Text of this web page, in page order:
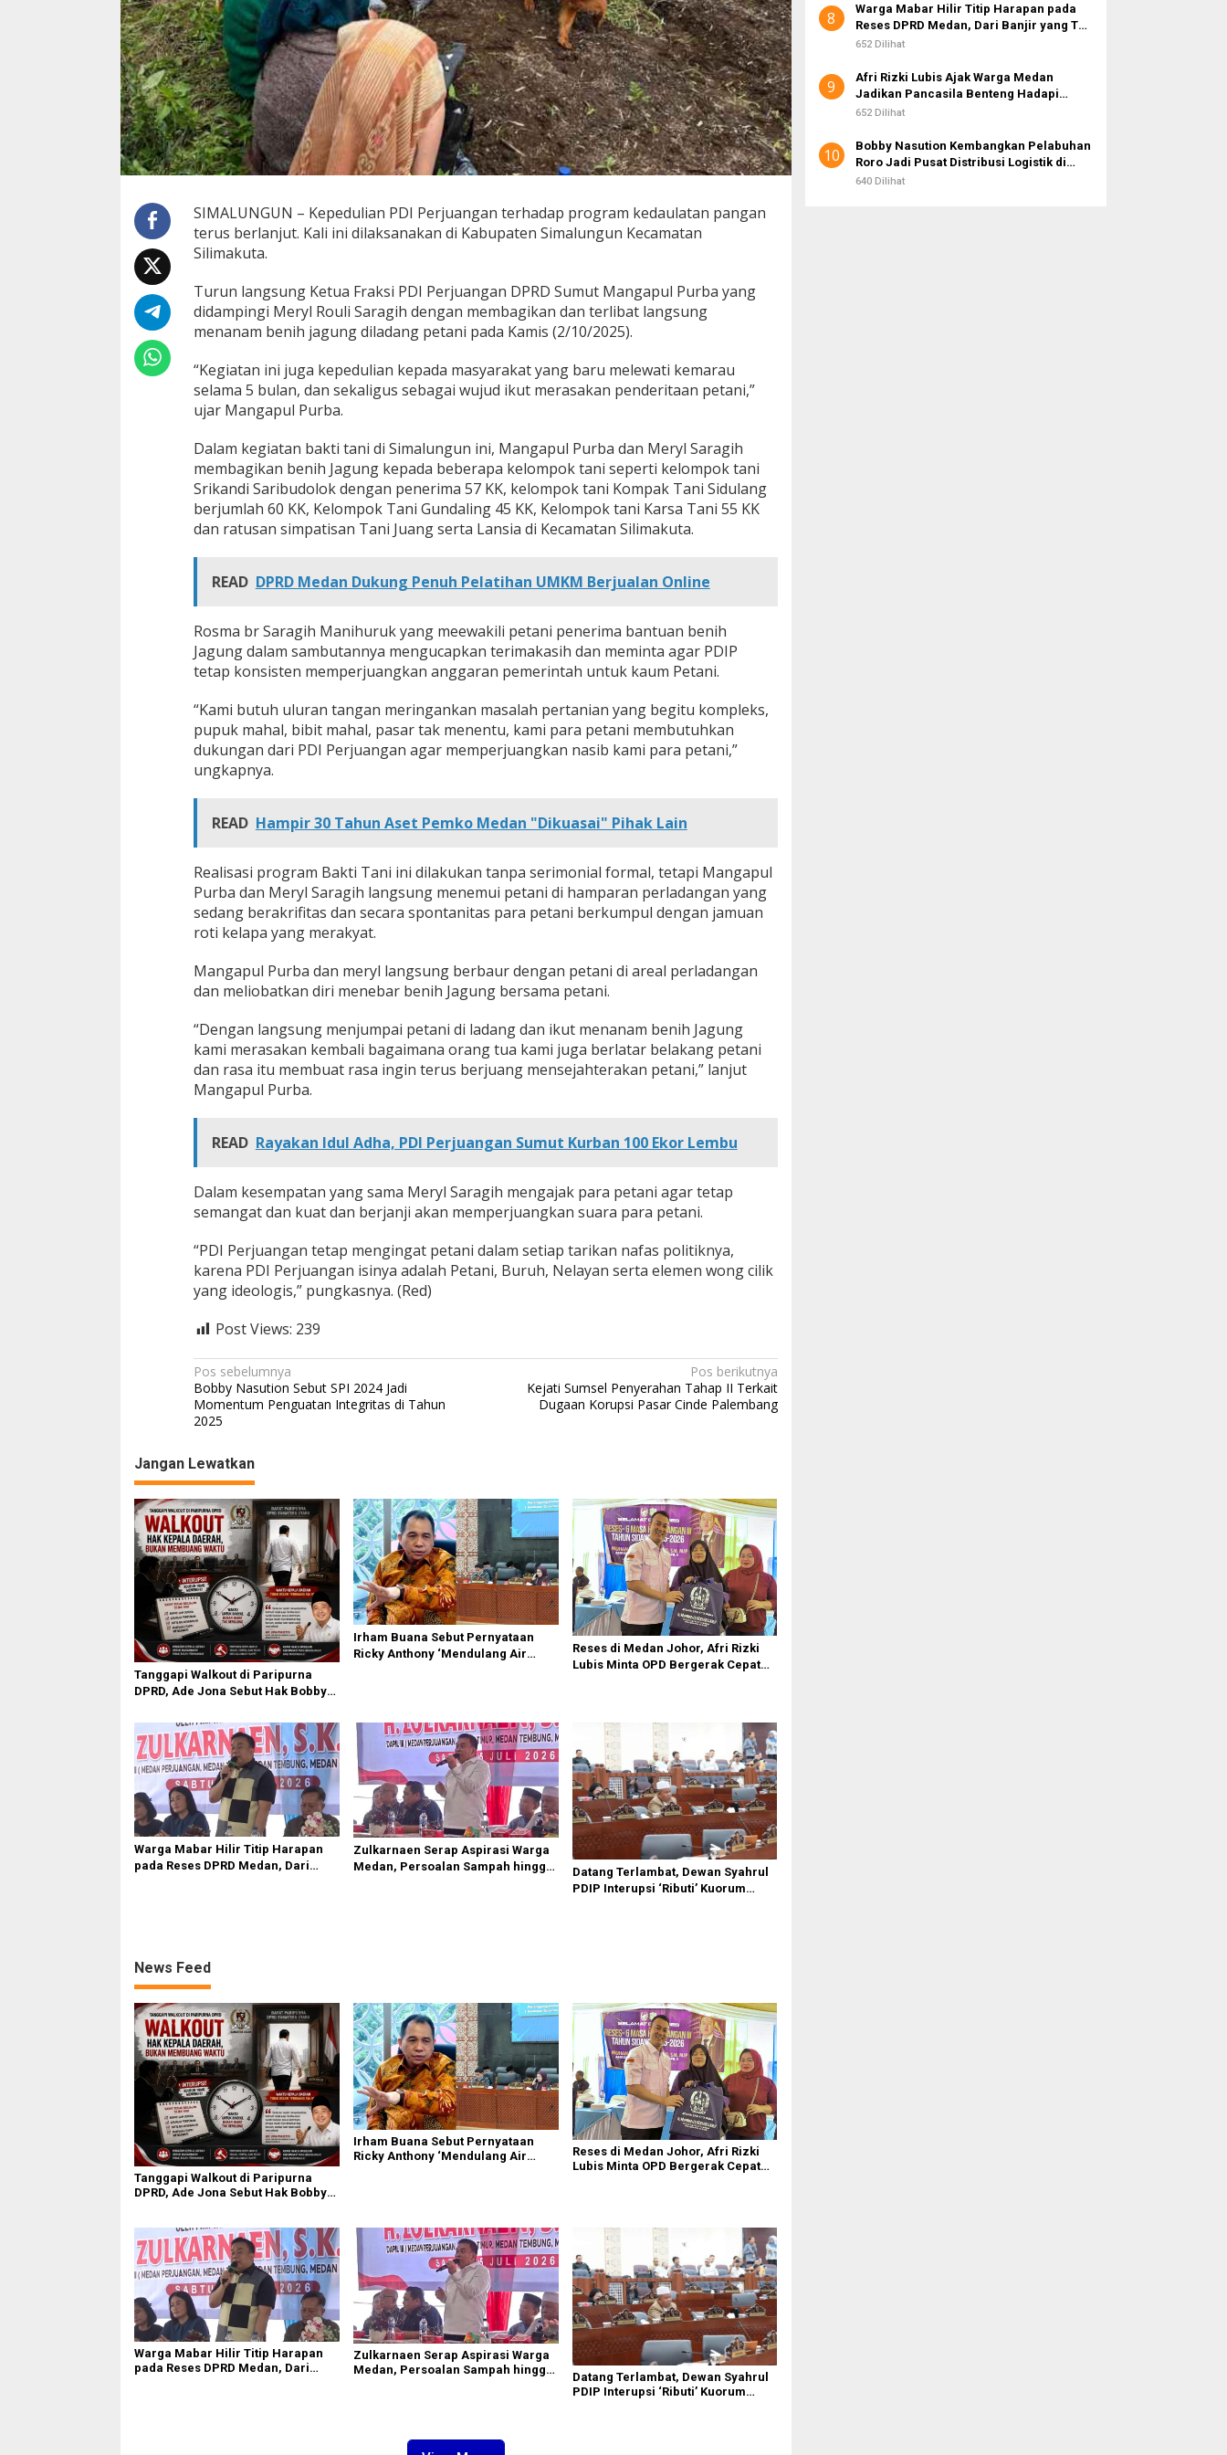
n
B
a
k
t
i
T
a
n
i
d
S
i
m
a
u
n
g
u
SIMALUNGUN – Kepedulian PDI Perjuangan terhadap program kedaulatan pangan
terus berlanjut. Kali ini dilaksanakan di Kabupaten Simalungun Kecamatan
Silimakuta.
Turun langsung Ketua Fraksi PDI Perjuangan DPRD Sumut Mangapul Purba yang
didampingi Meryl Rouli Saragih dengan membagikan dan terlibat langsung
menanam benih jagung diladang petani pada Kamis (2/10/2025).
“Kegiatan ini juga kepedulian kepada masyarakat yang baru melewati kemarau
selama 5 bulan, dan sekaligus sebagai wujud ikut merasakan penderitaan petani,”
ujar Mangapul Purba.
Dalam kegiatan bakti tani di Simalungun ini, Mangapul Purba dan Meryl Saragih
membagikan benih Jagung kepada beberapa kelompok tani seperti kelompok tani
Srikandi Saribudolok dengan penerima 57 KK, kelompok tani Kompak Tani Sidulang
berjumlah 60 KK, Kelompok Tani Gundaling 45 KK, Kelompok tani Karsa Tani 55 KK
dan ratusan simpatisan Tani Juang serta Lansia di Kecamatan Silimakuta.
READ DPRD Medan Dukung Penuh Pelatihan UMKM Berjualan Online
Rosma br Saragih Manihuruk yang meewakili petani penerima bantuan benih
Jagung dalam sambutannya mengucapkan terimakasih dan meminta agar PDIP
tetap konsisten memperjuangkan anggaran pemerintah untuk kaum Petani.
“Kami butuh uluran tangan meringankan masalah pertanian yang begitu kompleks,
pupuk mahal, bibit mahal, pasar tak menentu, kami para petani membutuhkan
dukungan dari PDI Perjuangan agar memperjuangkan nasib kami para petani,”
ungkapnya.
READ Hampir 30 Tahun Aset Pemko Medan "Dikuasai" Pihak Lain
Realisasi program Bakti Tani ini dilakukan tanpa serimonial formal, tetapi Mangapul
Purba dan Meryl Saragih langsung menemui petani di hamparan perladangan yang
sedang berakrifitas dan secara spontanitas para petani berkumpul dengan jamuan
roti kelapa yang merakyat.
Mangapul Purba dan meryl langsung berbaur dengan petani di areal perladangan
dan meliobatkan diri menebar benih Jagung bersama petani.
“Dengan langsung menjumpai petani di ladang dan ikut menanam benih Jagung
kami merasakan kembali bagaimana orang tua kami juga berlatar belakang petani
dan rasa itu membuat rasa ingin terus berjuang mensejahterakan petani,” lanjut
Mangapul Purba.
READ Rayakan Idul Adha, PDI Perjuangan Sumut Kurban 100 Ekor Lembu
Dalam kesempatan yang sama Meryl Saragih mengajak para petani agar tetap
semangat dan kuat dan berjanji akan memperjuangkan suara para petani.
“PDI Perjuangan tetap mengingat petani dalam setiap tarikan nafas politiknya,
karena PDI Perjuangan isinya adalah Petani, Buruh, Nelayan serta elemen wong cilik
yang ideologis,” pungkasnya. (Red)
Post Views: 239
N
a
v
g
a
s
i
p
o
s
Pos sebelumnya
Bobby Nasution Sebut SPI 2024 Jadi
Momentum Penguatan Integritas di Tahun
2025
Pos berikutnya
Kejati Sumsel Penyerahan Tahap II Terkait
Dugaan Korupsi Pasar Cinde Palembang
Jangan Lewatkan
Tanggapi Walkout di Paripurna
DPRD, Ade Jona Sebut Hak Bobby
Irham Buana Sebut Pernyataan
Ricky Anthony ‘Mendulang Air
Reses di Medan Johor, Afri Rizki
Lubis Minta OPD Bergerak Cepat
Warga Mabar Hilir Titip Harapan
pada Reses DPRD Medan, Dari
Zulkarnaen Serap Aspirasi Warga
Medan, Persoalan Sampah hingga
Datang Terlambat, Dewan Syahrul
PDIP Interupsi ‘Ributi’ Kuorum
News Feed
Tanggapi Walkout di Paripurna
DPRD, Ade Jona Sebut Hak Bobby
Irham Buana Sebut Pernyataan
Ricky Anthony ‘Mendulang Air
Reses di Medan Johor, Afri Rizki
Lubis Minta OPD Bergerak Cepat
Warga Mabar Hilir Titip Harapan
pada Reses DPRD Medan, Dari
Zulkarnaen Serap Aspirasi Warga
Medan, Persoalan Sampah hingga
Datang Terlambat, Dewan Syahrul
PDIP Interupsi ‘Ributi’ Kuorum
8
Warga Mabar Hilir Titip Harapan pada
Reses DPRD Medan, Dari Banjir yang Tak
Kunjung Surut hingga Layanan IKD
652 Dilihat
9
Afri Rizki Lubis Ajak Warga Medan
Jadikan Pancasila Benteng Hadapi
Hoaks dan Perpecahan di Era Digital
652 Dilihat
10
Bobby Nasution Kembangkan Pelabuhan
Roro Jadi Pusat Distribusi Logistik di
Kepulauan Nias
640 Dilihat